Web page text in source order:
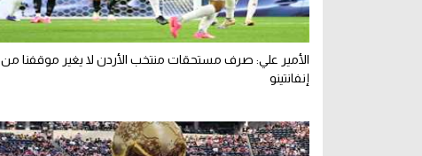
الأمير علي: صرف مستحقات منتخب الأردن لا يغير موقفنا من
إنفانتينو